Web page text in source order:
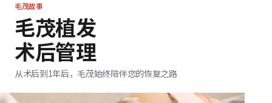
毛茂故事
毛茂植发
术后管理
从术后到1年后，毛茂始终陪伴您的恢复之路